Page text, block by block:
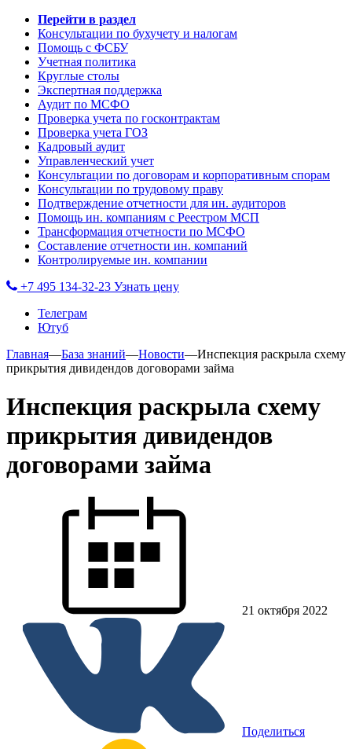
Перейти в раздел
Консультации по бухучету и налогам
Помощь с ФСБУ
Учетная политика
Круглые столы
Экспертная поддержка
Аудит по МСФО
Проверка учета по госконтрактам
Проверка учета ГОЗ
Кадровый аудит
Управленческий учет
Консультации по договорам и корпоративным спорам
Консультации по трудовому праву
Подтверждение отчетности для ин. аудиторов
Помощь ин. компаниям с Реестром МСП
Трансформация отчетности по МСФО
Составление отчетности ин. компаний
Контролируемые ин. компании
+7 495 134-32-23 Узнать цену
Телеграм
Ютуб
Главная—База знаний—Новости—Инспекция раскрыла схему
прикрытия дивидендов договорами займа
Инспекция раскрыла схему
прикрытия дивидендов
договорами займа
21 октября 2022
Поделиться